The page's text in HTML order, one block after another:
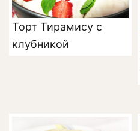
Торт Тирамису с
клубникой